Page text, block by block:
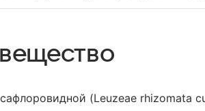
(Leuzeae rhizomata